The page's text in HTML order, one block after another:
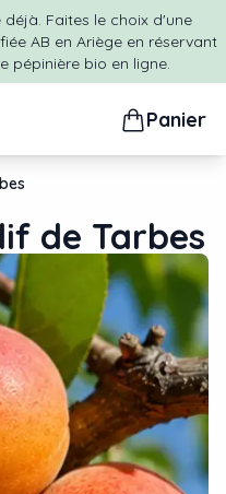
Faites le choix d'une
AB en Ariège en réservant
pépinière bio en ligne.
Panier
de Tarbes